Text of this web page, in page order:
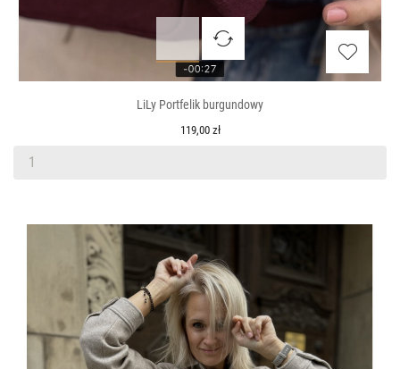
LiLy Portfelik burgundowy
119,00 zł